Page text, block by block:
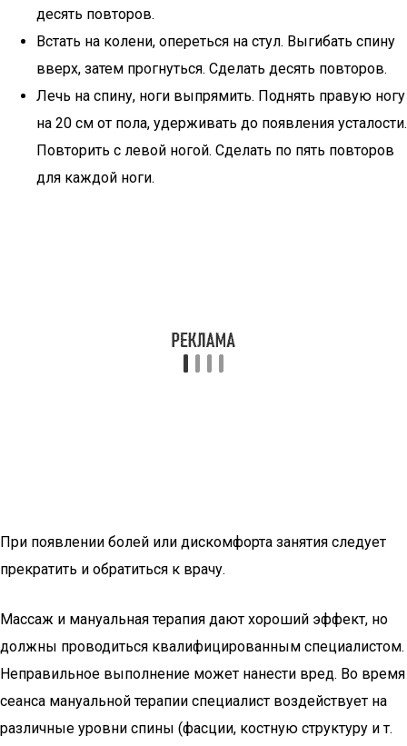
десять повторов.
Встать на колени, опереться на стул. Выгибать спину
вверх, затем прогнуться. Сделать десять повторов.
Лечь на спину, ноги выпрямить. Поднять правую ногу
на 20 см от пола, удерживать до появления усталости.
Повторить с левой ногой. Сделать по пять повторов
для каждой ноги.
При появлении болей или дискомфорта занятия следует
прекратить и обратиться к врачу.
Массаж и мануальная терапия дают хороший эффект, но
должны проводиться квалифицированным специалистом.
Неправильное выполнение может нанести вред. Во время
сеанса мануальной терапии специалист воздействует на
различные уровни спины (фасции, костную структуру и т.